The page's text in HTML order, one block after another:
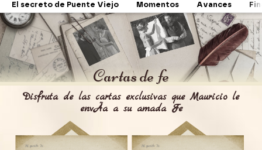
El secreto de Puente Viejo Momentos Avances
Cartas de fe
Disfruta de las cartas exclusivas que Mauricio le
envÃ­a a su amada Fe